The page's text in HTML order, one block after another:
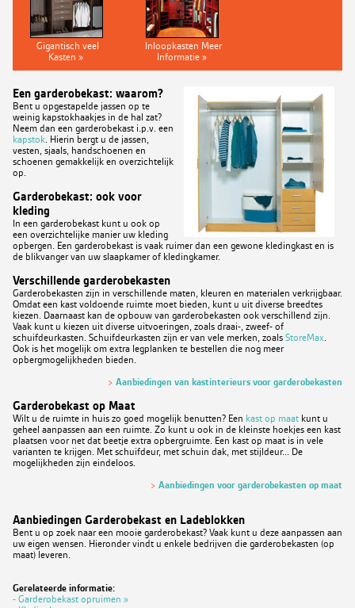
Gigantisch veel
Kasten »
Inloopkasten Meer
Informatie »
Een garderobekast: waarom?
Bent u opgestapelde jassen op te
weinig kapstokhaakjes in de hal zat?
Neem dan een garderobekast i.p.v. een
kapstok. Hierin bergt u de jassen,
vesten, sjaals, handschoenen en
schoenen gemakkelijk en overzichtelijk
op.
Garderobekast: ook voor
kleding
In een garderobekast kunt u ook op
een overzichtelijke manier uw kleding
opbergen. Een garderobekast is vaak ruimer dan een gewone kledingkast en is
de blikvanger van uw slaapkamer of kledingkamer.
Verschillende garderobekasten
Garderobekasten zijn in verschillende maten, kleuren en materialen verkrijgbaar.
Omdat een kast voldoende ruimte moet bieden, kunt u uit diverse breedtes
kiezen. Daarnaast kan de opbouw van garderobekasten ook verschillend zijn.
Vaak kunt u kiezen uit diverse uitvoeringen, zoals draai-, zweef- of
schuifdeurkasten. Schuifdeurkasten zijn er van vele merken, zoals StoreMax.
Ook is het mogelijk om extra legplanken te bestellen die nog meer
opbergmogelijkheden bieden.
> Aanbiedingen van kastinterieurs voor garderobekasten
Garderobekast op Maat
Wilt u de ruimte in huis zo goed mogelijk benutten? Een kast op maat kunt u
geheel aanpassen aan een ruimte. Zo kunt u ook in de kleinste hoekjes een kast
plaatsen voor net dat beetje extra opbergruimte. Een kast op maat is in vele
varianten te krijgen. Met schuifdeur, met schuin dak, met stijldeur... De
mogelijkheden zijn eindeloos.
> Aanbiedingen voor garderobekasten op maat
Aanbiedingen Garderobekast en Ladeblokken
Bent u op zoek naar een mooie garderobekast? Vaak kunt u deze aanpassen aan
uw eigen wensen. Hieronder vindt u enkele bedrijven die garderobekasten (op
maat) leveren.
Gerelateerde informatie:
- Garderobekast opruimen »